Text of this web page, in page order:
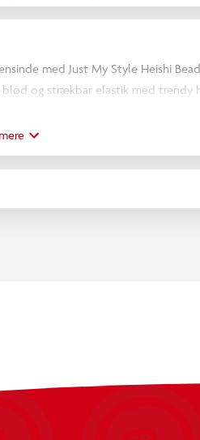
med Just My Style Heishi
og strækbar elastik med trendy
at blive stablet. Lav glatte
frøperler og
opbevaringskasse holder dine
til en pyjamasfest eller hvor